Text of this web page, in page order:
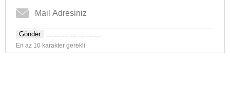
Gönder
En az 10 karakter gerekli